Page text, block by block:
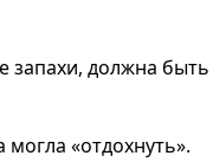
должна
«отдохнуть».